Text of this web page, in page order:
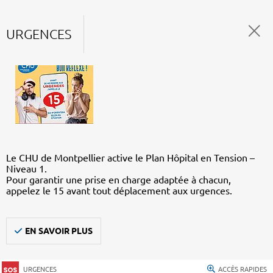
URGENCES
Le CHU de Montpellier active le Plan Hôpital en Tension –
Niveau 1.
Pour garantir une prise en charge adaptée à chacun,
appelez le 15 avant tout déplacement aux urgences.
EN SAVOIR PLUS
URGENCES ACCÈS RAPIDES